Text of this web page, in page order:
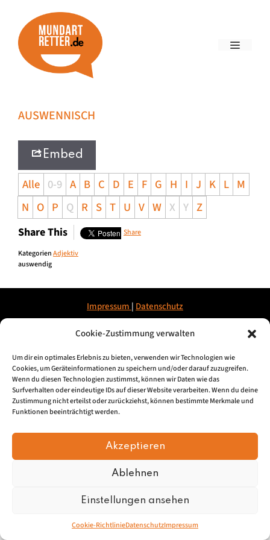
Cookie-Zustimmung verwalten
Um dir ein optimales Erlebnis zu bieten, verwenden wir Technologien wie
Cookies, um Geräteinformationen zu speichern und/oder darauf zuzugreifen.
Wenn du diesen Technologien zustimmst, können wir Daten wie das
Surfverhalten oder eindeutige IDs auf dieser Website verarbeiten. Wenn du deine
Zustimmung nicht erteilst oder zurückziehst, können bestimmte Merkmale und
Funktionen beeinträchtigt werden.
Akzeptieren
Ablehnen
Einstellungen ansehen
Cookie-RichtlinieDatenschutzImpressum
AUSWENNISCH
Embed
Alle 0-9 A B C D E F G H I J K L M
N O P Q R S T U V W X Y Z
Share This Share
KategorienAdjektiv
auswendig
Impressum | Datenschutz
© 2026, Mundartretter.de